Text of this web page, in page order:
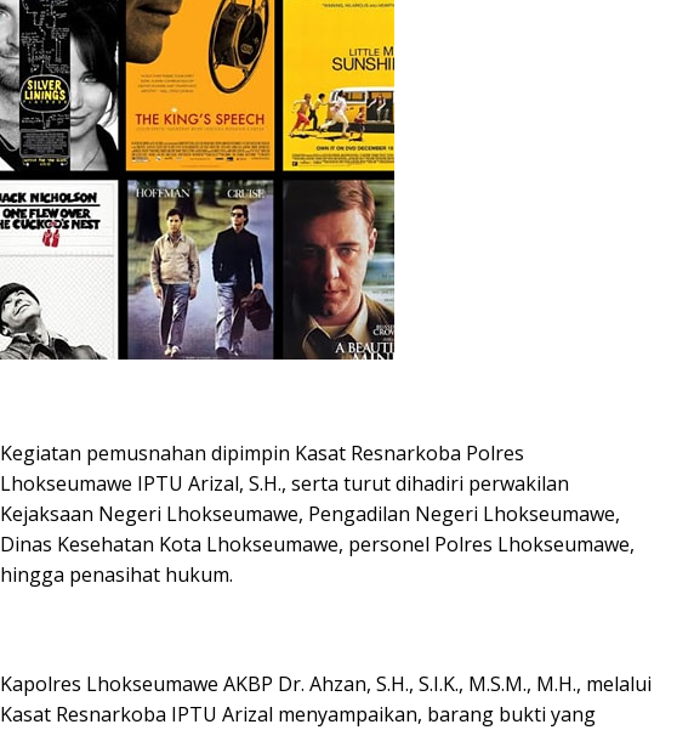
Kegiatan pemusnahan dipimpin Kasat Resnarkoba Polres
Lhokseumawe IPTU Arizal, S.H., serta turut dihadiri perwakilan
Kejaksaan Negeri Lhokseumawe, Pengadilan Negeri Lhokseumawe,
Dinas Kesehatan Kota Lhokseumawe, personel Polres Lhokseumawe,
hingga penasihat hukum.
Kapolres Lhokseumawe AKBP Dr. Ahzan, S.H., S.I.K., M.S.M., M.H., melalui
Kasat Resnarkoba IPTU Arizal menyampaikan, barang bukti yang